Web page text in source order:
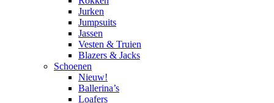
Jurken
Jumpsuits
Jassen
Vesten & Truien
Blazers & Jacks
Schoenen
Nieuw!
Ballerina’s
Loafers